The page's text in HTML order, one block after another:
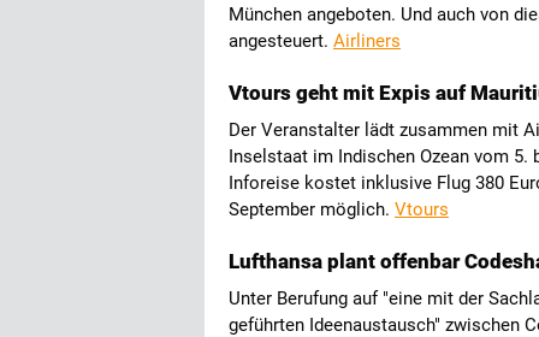
München angeboten. Und auch von
angesteuert. Airliners
Vtours geht mit Expis auf
Der Veranstalter lädt zusammen mit
Inselstaat im Indischen Ozean vom 5.
Inforeise kostet inklusive Flug 380
September möglich. Vtours
Lufthansa plant offenbar
Unter Berufung auf "eine mit der
geführten Ideenaustausch" zwischen